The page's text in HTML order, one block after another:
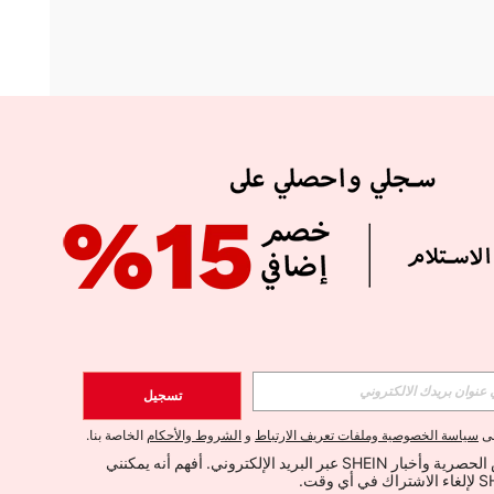
الإشتراك
اشتراك
تسجيل
سياسة الخصوصية وملفات تعريف الارتباط و الشروط والأحكام الخاصة بنا.
أود تلقي العروض الحصرية وأخبار SHEIN عبر البريد الإلكتروني. أفهم أنه يمكنني